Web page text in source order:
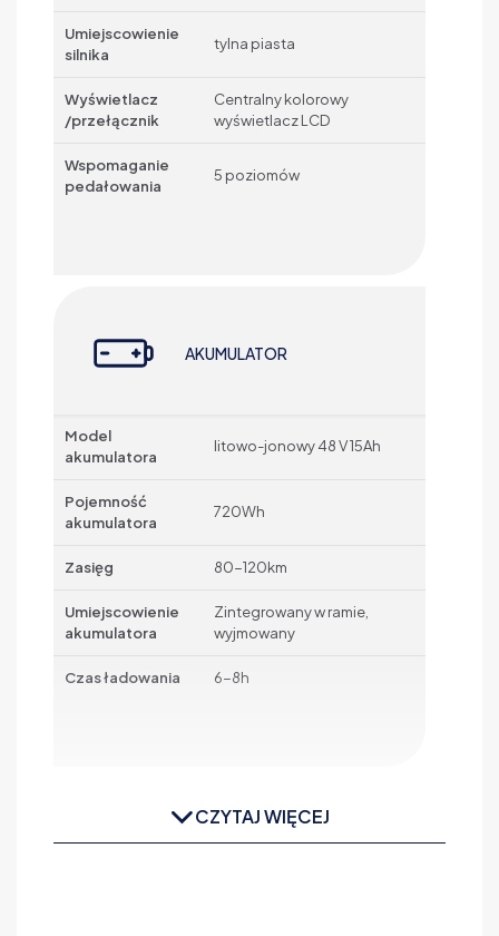
Umiejscowienie
silnika
tylna piasta
Wyświetlacz
/przełącznik
Centralny kolorowy
wyświetlacz LCD
Wspomaganie
pedałowania
5 poziomów
AKUMULATOR
Model
akumulatora
litowo-jonowy 48 V 15Ah
Pojemność
akumulatora
720Wh
Zasięg 80-120km
Umiejscowienie
akumulatora
Zintegrowany w ramie,
wyjmowany
Czas ładowania 6-8h
CZYTAJ WIĘCEJ